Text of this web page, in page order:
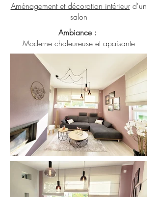
Aménagement et décoration intérieurd'un
salon
Ambiance :
Moderne chaleureuse et apaisante